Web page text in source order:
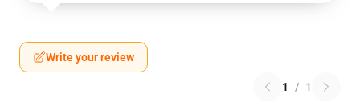
Write your review
1 / 1